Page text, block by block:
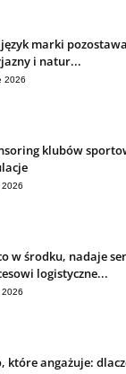
marki
i natur...
2026
klubów
2026
w środku, nadaje
logistyczne...
2026
które angażuje: